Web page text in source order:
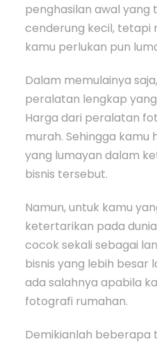
penghasilan awal
cenderung kecil, tetapi
kamu perlukan pun
Dalam memulainya
peralatan lengkap
Harga dari peralatan
murah. Sehingga
yang lumayan dalam
bisnis tersebut.
Namun, untuk kamu
ketertarikan pada
cocok sekali sebagai
bisnis yang lebih besar
ada salahnya apabila
fotografi rumahan.
Demikianlah beberapa